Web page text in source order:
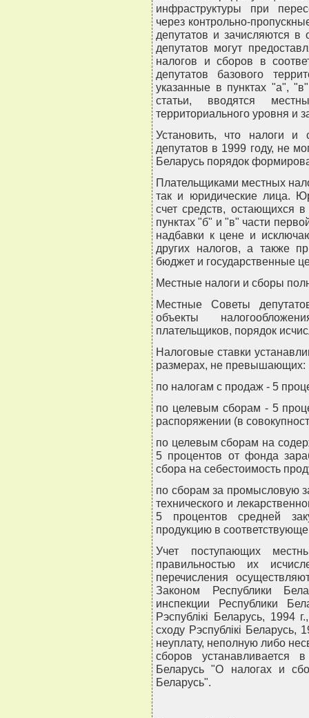
инфраструктуры при
через контрольно-
депутатов и зачисляются
депутатов могут
налогов и сборов в
депутатов базового
указанные в пунктах "а",
статьи, вводятся
территориального уровня и
Установить, что налоги
депутатов в 1999 году, не
Беларусь порядок
Плательщиками местных
так и юридические лица.
счет средств, остающихся
пунктах "б" и "в" части
надбавки к цене и
других налогов, а также
бюджет и государственные
Местные налоги и сборы
Местные Советы
объекты
плательщиков, порядок
Налоговые ставки
размерах, не превышающих:
по налогам с продаж - 5
по целевым сборам - 5
распоряжении (в
по целевым сборам на
5 процентов от фонда
сбора на себестоимость
по сборам за промысловую
технического и
5 процентов средней
продукцию в
Учет поступающих
правильностью их
перечисления
Законом Республики
инспекции Республики
Рэспублiкi Беларусь, 1994
сходу Рэспублiкi Беларусь,
неуплату, неполную либо
сборов устанавливается
Беларусь "О налогах и
Беларусь".